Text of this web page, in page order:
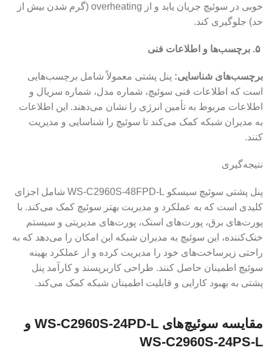
خوبی در سوئیچ جریان یابد و از overheating (گرم شدن بیش از
حد) جلوگیری کند.
برچسب‌های شناسایی: پنل پشتی معمولاً شامل برچسب‌هایی
است که اطلاعات فنی سوئیچ، شماره مدل، شماره سریال و
اطلاعات مربوط به تأمین انرژی را نشان می‌دهند. این اطلاعات
به مدیران شبکه کمک می‌کند تا سوئیچ را شناسایی و مدیریت
کنند.
نتیجه‌گیری
پنل پشتی سوئیچ سیسکو WS-C2960S-48FPD-L شامل اجزای
کلیدی است که به عملکرد و مدیریت بهتر سوئیچ کمک می‌کند. با
پورت‌های برق، پورت‌های استک، پورت‌های مدیریتی و سیستم
خنک‌کننده، این سوئیچ به مدیران شبکه این امکان را می‌دهد که به
راحتی زیرساخت‌های خود را مدیریت کرده و از عملکرد بهینه
سوئیچ اطمینان حاصل کنند. طراحی کاربرپسند و کارآمد پنل
پشتی به بهبود کارایی و قابلیت اطمینان شبکه کمک می‌کند.
مقایسه سوئیچ‌های WS-C2960S-24PD-L و
WS-C2960S-24PS-L